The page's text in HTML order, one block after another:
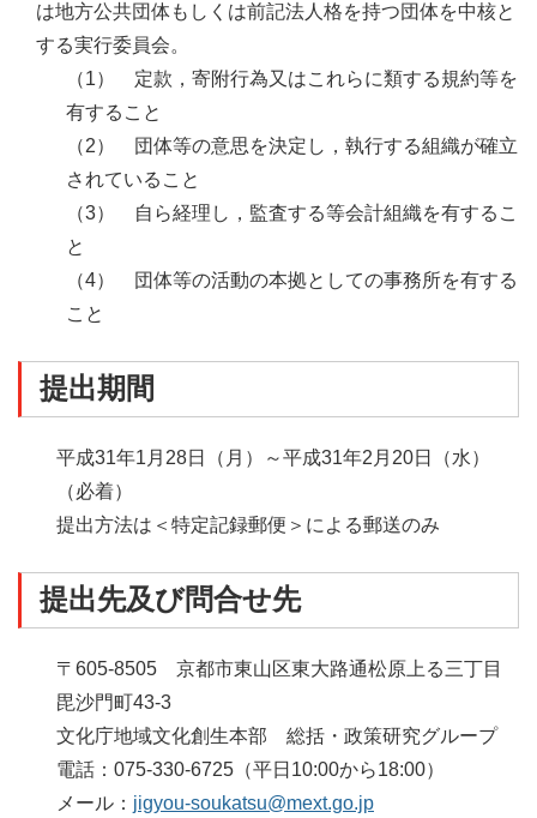
は地方公共団体もしくは前記法人格を持つ団体を中核と
する実行委員会。
（1）
定款，寄附行為又はこれらに類する規約等を
有すること
（2）
団体等の意思を決定し，執行する組織が確立
されていること
（3）
自ら経理し，監査する等会計組織を有するこ
と
（4）
団体等の活動の本拠としての事務所を有する
こと
提出期間
平成31年1月28日（ 月 ）～平成31年2月20日（水）
（必着）
提出方法は＜特定記録郵便＞による郵送のみ
提出先及び問合せ先
〒605-8505
京都市東山区東大路通松原上る三丁目
毘沙門町43-3
文化庁地域文化創生本部
総括・政策研究グループ
電話：075-330-6725（平日10:00から18:00）
メール： jigyou-soukatsu@mext.go.jp